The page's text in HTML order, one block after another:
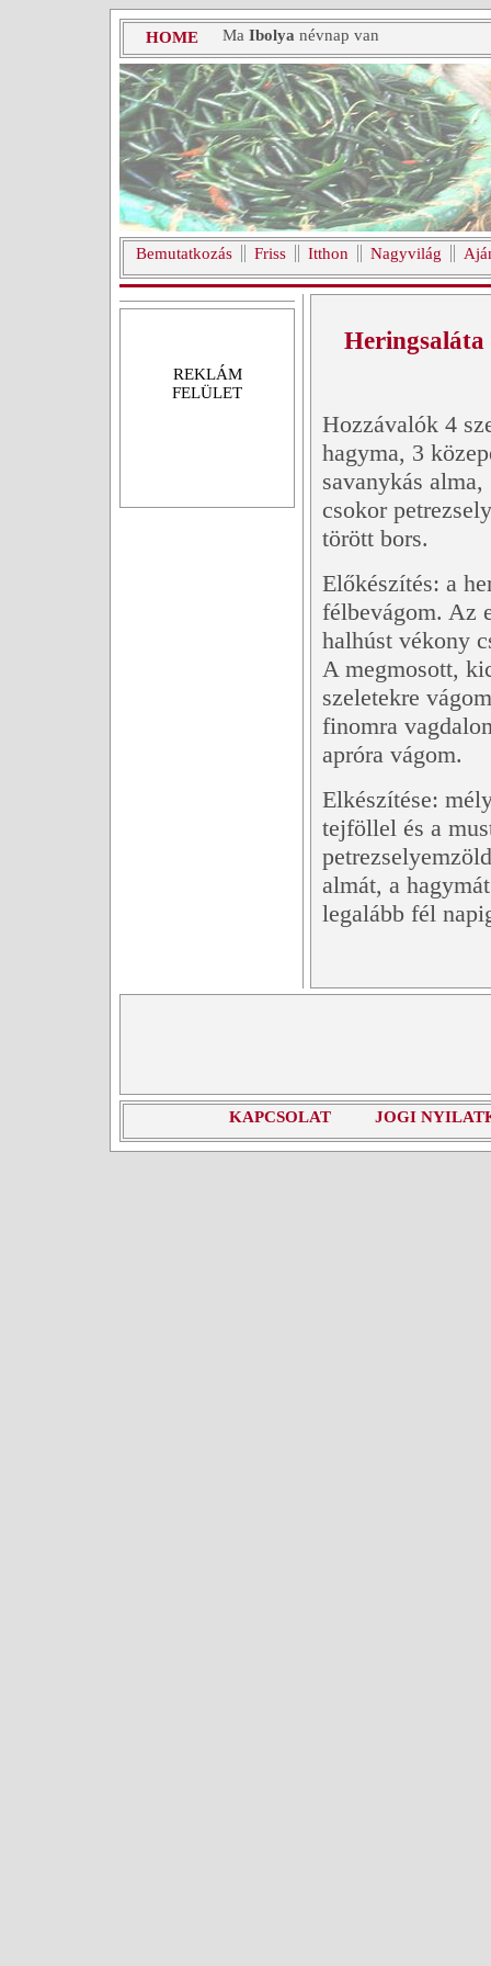
HOME Ma Ibolya névnap van
Bemutatkozás Friss Itthon Nagyvilág
REKLÁM
FELÜLET
Heringsaláta
Hozzávalók 4
hagyma, 3
savanykás
csokor
törött bors.
Előkészítés: a
félbevágom. Az
halhúst vékony
A megmosott,
szeletekre
finomra
apróra vágom.
Elkészítése:
tejföllel és a
almát, a
legalább fél
KAPCSOLAT JOGI